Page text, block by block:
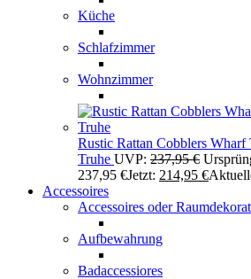
Küche
Schlafzimmer
Wohnzimmer
Rustic Rattan Cobblers
Truhe UVP: 237,95€
237,95 €Jetzt: 214,95 €
Accessoires
Accessoires oder
Aufbewahrung
Badaccessiores